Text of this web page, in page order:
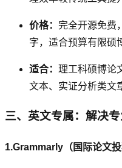
价格： 完全开源免费
字，适合预算有限硕
适合： 理工科硕博论
文本、实证分析类文
三、英文专属：解决
1.Grammarly（国际论文投